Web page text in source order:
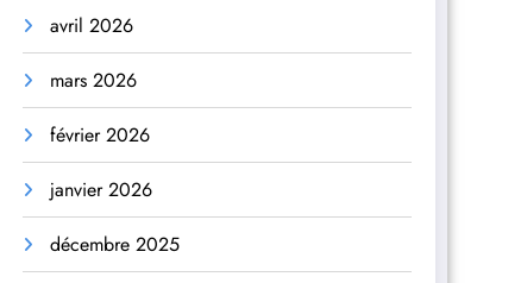
avril 2026
mars 2026
février 2026
janvier 2026
décembre 2025